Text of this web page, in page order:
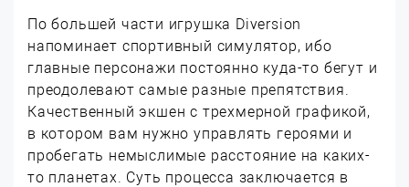
По большей части игрушка Diversion
напоминает спортивный симулятор, ибо
главные персонажи постоянно куда-то бегут и
преодолевают самые разные препятствия.
Качественный экшен с трехмерной графикой,
в котором вам нужно управлять героями и
пробегать немыслимые расстояние на каких-
то планетах. Суть процесса заключается в